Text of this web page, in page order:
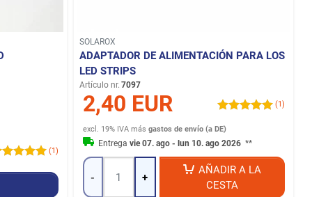
(1)
SOLAROX
ADAPTADOR DE ALIMENTACIÓN PARA LOS
LED STRIPS
Artículo nr. 7097
2,40 EUR (1)
excl. 19% IVA más gastos de envío (a DE)
Entrega vie 07. ago - lun 10. ago 2026 **
- +
AÑADIR A LA
CESTA